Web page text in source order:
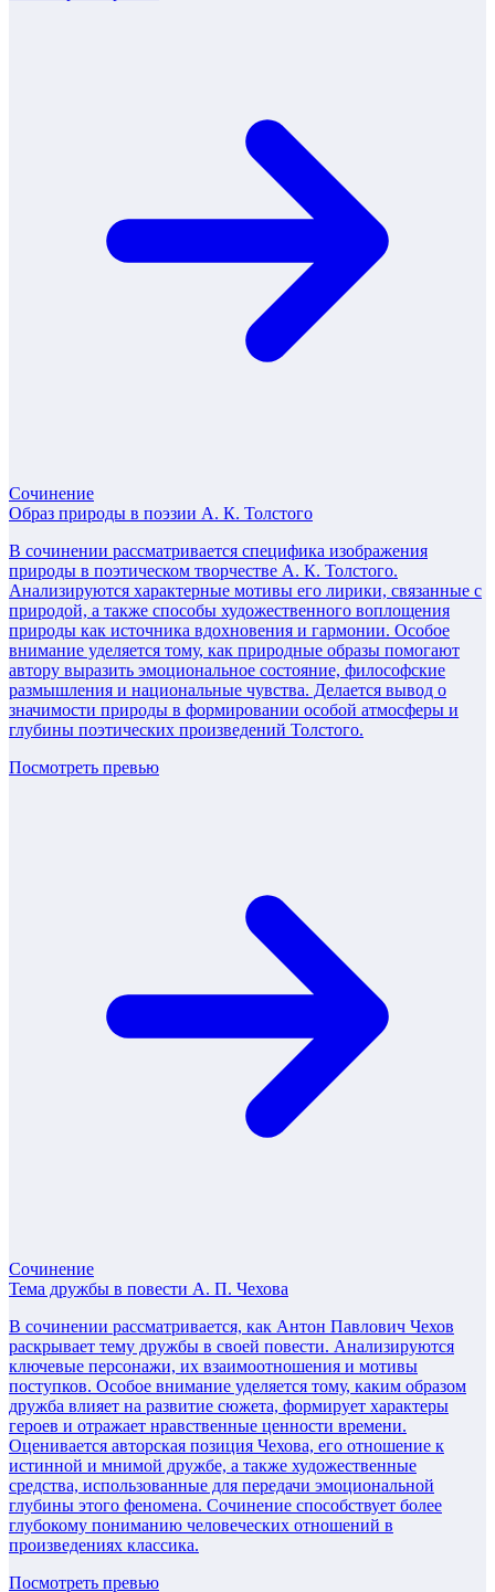
Сочинение
Образ природы в поэзии А. К. Толстого
В сочинении рассматривается специфика изображения
природы в поэтическом творчестве А. К. Толстого.
Анализируются характерные мотивы его лирики, связанные с
природой, а также способы художественного воплощения
природы как источника вдохновения и гармонии. Особое
внимание уделяется тому, как природные образы помогают
автору выразить эмоциональное состояние, философские
размышления и национальные чувства. Делается вывод о
значимости природы в формировании особой атмосферы и
глубины поэтических произведений Толстого.
Посмотреть превью
Сочинение
Тема дружбы в повести А. П. Чехова
В сочинении рассматривается, как Антон Павлович Чехов
раскрывает тему дружбы в своей повести. Анализируются
ключевые персонажи, их взаимоотношения и мотивы
поступков. Особое внимание уделяется тому, каким образом
дружба влияет на развитие сюжета, формирует характеры
героев и отражает нравственные ценности времени.
Оценивается авторская позиция Чехова, его отношение к
истинной и мнимой дружбе, а также художественные
средства, использованные для передачи эмоциональной
глубины этого феномена. Сочинение способствует более
глубокому пониманию человеческих отношений в
произведениях классика.
Посмотреть превью